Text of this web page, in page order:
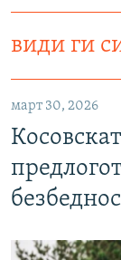
види ги
март 30, 2026